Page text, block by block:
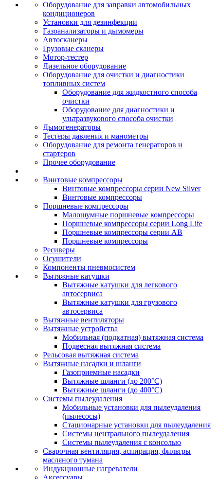
Оборудование для заправки автомобильных
кондиционеров
Установки для дезинфекции
Газоанализаторы и дымомеры
Автосканеры
Грузовые сканеры
Мотор-тестер
Дизельное оборудование
Оборудование для очистки и диагностики
топливных систем
Оборудование для жидкостного способа
очистки
Оборудование для диагностики и
ультразвукового способа очистки
Дымогенераторы
Тестеры давления и манометры
Оборудование для ремонта генераторов и
стартеров
Прочее оборудование
Винтовые компрессоры
Винтовые компрессоры серии New Silver
Винтовые компрессоры
Поршневые компрессоры
Малошумные поршневые компрессоры
Поршневые компрессоры серии Long Life
Поршневые компрессоры серии AB
Поршневые компрессоры
Ресиверы
Осушители
Компоненты пневмосистем
Вытяжные катушки
Вытяжные катушки для легкового
автосервиса
Вытяжные катушки для грузового
автосервиса
Вытяжные вентиляторы
Вытяжные устройства
Мобильная (подкатная) вытяжная система
Подвесная вытяжная система
Рельсовая вытяжная система
Вытяжные насадки и шланги
Газоприемные насадки
Вытяжные шланги (до 200°C)
Вытяжные шланги (до 400°C)
Системы пылеудаления
Мобильные установки для пылеудаления
(пылесосы)
Стационарные установки для пылеудаления
Системы центрального пылеудаления
Системы пылеудаления с консолью
Сварочная вентиляция, аспирация, фильтры
масляного тумана
Индукционные нагреватели
Аксессуары